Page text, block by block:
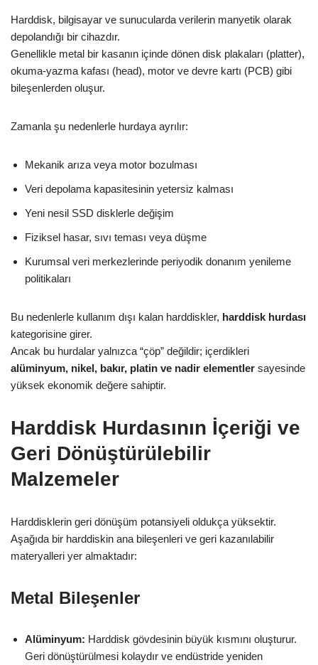
Harddisk, bilgisayar ve sunucularda verilerin manyetik olarak
depolandığı bir cihazdır.
Genellikle metal bir kasanın içinde dönen disk plakaları (platter),
okuma-yazma kafası (head), motor ve devre kartı (PCB) gibi
bileşenlerden oluşur.
Zamanla şu nedenlerle hurdaya ayrılır:
Mekanik arıza veya motor bozulması
Veri depolama kapasitesinin yetersiz kalması
Yeni nesil SSD disklerle değişim
Fiziksel hasar, sıvı teması veya düşme
Kurumsal veri merkezlerinde periyodik donanım yenileme
politikaları
Bu nedenlerle kullanım dışı kalan harddiskler, harddisk hurdası
kategorisine girer.
Ancak bu hurdalar yalnızca “çöp” değildir; içerdikleri
alüminyum, nikel, bakır, platin ve nadir elementler sayesinde
yüksek ekonomik değere sahiptir.
Harddisk Hurdasının İçeriği ve
Geri Dönüştürülebilir
Malzemeler
Harddisklerin geri dönüşüm potansiyeli oldukça yüksektir.
Aşağıda bir harddiskin ana bileşenleri ve geri kazanılabilir
materyalleri yer almaktadır:
Metal Bileşenler
Alüminyum: Harddisk gövdesinin büyük kısmını oluşturur.
Geri dönüştürülmesi kolaydır ve endüstride yeniden